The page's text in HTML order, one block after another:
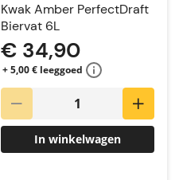
Kwak Amber PerfectDraft
Biervat 6L
€ 34,90
+ 5,00 € leeggoed
In winkelwagen